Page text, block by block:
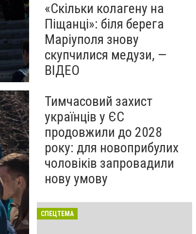
«Скільки колагену на
Піщанці»: біля берега
Маріуполя знову
скупчилися медузи, —
ВІДЕО
Тимчасовий захист
українців у ЄС
продовжили до 2028
року: для новоприбулих
чоловіків запровадили
нову умову
СПЕЦТЕМА